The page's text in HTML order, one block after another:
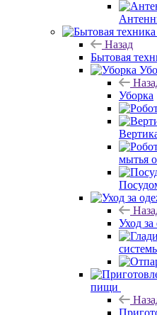
Назад
Бытовая
Уборка
мытья
Уход
пищи